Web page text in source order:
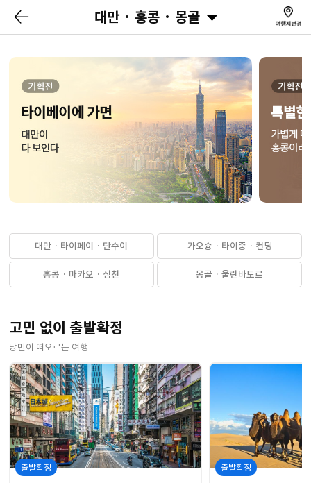
대만 · 홍콩 · 몽골
대만 · 타이페이 · 단수이 가오슝 · 타이중 · 컨딩
홍콩 · 마카오 · 심천 몽골 · 울란바토르
고민 없이 출발확정
낭만이 떠오르는 여행
출발확정 출발확정